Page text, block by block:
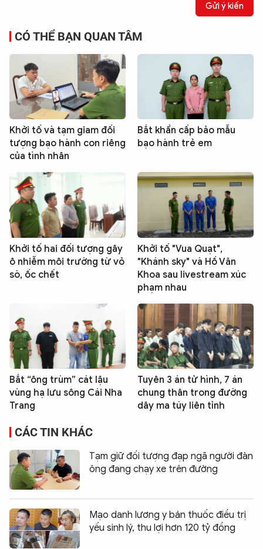
Gửi ý kiến
CÓ THỂ BẠN QUAN TÂM
Khởi tố và tạm giam đối
tượng bạo hành con riêng
của tình nhân
Bắt khẩn cấp bảo mẫu
bạo hành trẻ em
Khởi tố hai đối tượng gây
ô nhiễm môi trường từ vỏ
sò, ốc chết
Khởi tố "Vua Quạt",
"Khánh sky" và Hồ Văn
Khoa sau livestream xúc
phạm nhau
Bắt “ông trùm” cát lậu
vùng hạ lưu sông Cái Nha
Trang
Tuyên 3 án tử hình, 7 án
chung thân trong đường
dây ma túy liên tỉnh
CÁC TIN KHÁC
Tạm giữ đối tượng đạp ngã người đàn
ông đang chạy xe trên đường
Mạo danh lương y bán thuốc điều trị
yếu sinh lý, thu lợi hơn 120 tỷ đồng